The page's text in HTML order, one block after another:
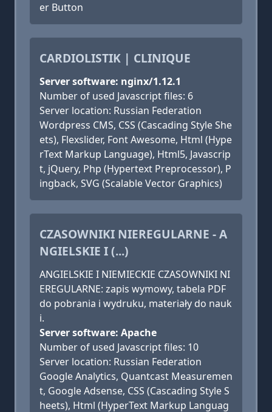
er Button
CARDIOLISTIK | CLINIQUE
Server software: nginx/1.12.1
Number of used Javascript files: 6
Server location: Russian Federation
Wordpress CMS, CSS (Cascading Style She
ets), Flexslider, Font Awesome, Html (Hype
rText Markup Language), Html5, Javascrip
t, jQuery, Php (Hypertext Preprocessor), P
ingback, SVG (Scalable Vector Graphics)
CZASOWNIKI NIEREGULARNE - A
NGIELSKIE I (...)
ANGIELSKIE I NIEMIECKIE CZASOWNIKI NI
EREGULARNE: zapis wymowy, tabela PDF
do pobrania i wydruku, materiały do nauk
i.
Server software: Apache
Number of used Javascript files: 10
Server location: Russian Federation
Google Analytics, Quantcast Measuremen
t, Google Adsense, CSS (Cascading Style S
heets), Html (HyperText Markup Languag